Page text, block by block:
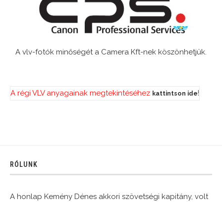
A vlv-fotók minőségét a Camera Kft-nek köszönhetjük.
A régi VLV anyagainak megtekintéséhez kattintson ide!
RÓLUNK
A honlap Kemény Dénes akkori szövetségi kapitány, volt